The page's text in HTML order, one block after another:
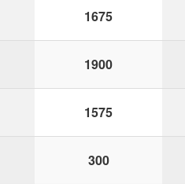
1675
1900
1575
300